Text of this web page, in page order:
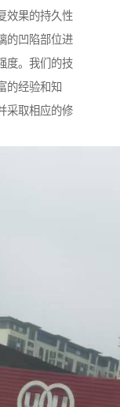
效果的持久性
的凹陷部位进
度。我们的技
的经验和知
采取相应的修